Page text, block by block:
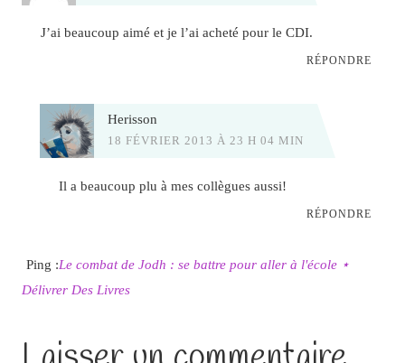
J’ai beaucoup aimé et je l’ai acheté pour le CDI.
RÉPONDRE
Herisson
18 FÉVRIER 2013 À 23 H 04 MIN
Il a beaucoup plu à mes collègues aussi!
RÉPONDRE
Ping :Le combat de Jodh : se battre pour aller à l'école ⋆
Délivrer Des Livres